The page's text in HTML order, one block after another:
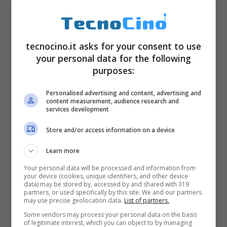
Facebook
più per sua stessa colpa:Farmville– il
celeberrimo gioco online dove gestire una
fattoria e relativi commerci e
coltivazioni/allevamenti – potrebbe lasciare il
social networke continuare l’avventura da
sola.E perché Farmville dovrebbe lasciare
una piattaforma come Facebook che conta
oltre 400.000 milioni di utentie una visibilità
tecnocino.it asks for your consent to use
your personal data for the following
purposes:
Personalised advertising and content, advertising and
content measurement, audience research and
services development
Store and/or access information on a device
Learn more
Your personal data will be processed and information from
your device (cookies, unique identifiers, and other device
data) may be stored by, accessed by and shared with 319
partners, or used specifically by this site. We and our partners
may use precise geolocation data. List of partners.
Some vendors may process your personal data on the basis
of legitimate interest, which you can object to by managing